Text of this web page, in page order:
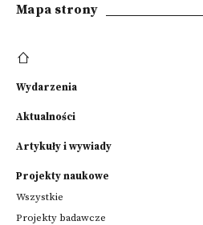
Mapa strony
Wydarzenia
Aktualności
Artykuły i wywiady
Projekty naukowe
Wszystkie
Projekty badawcze